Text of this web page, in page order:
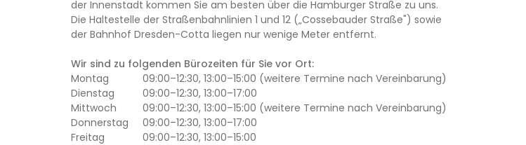
der Innenstadt kommen Sie am besten über die Hamburger Straße zu uns.
Die Haltestelle der Straßenbahnlinien 1 und 12 („Cossebauder Straße") sowie
der Bahnhof Dresden-Cotta liegen nur wenige Meter entfernt.
Wir sind zu folgenden Bürozeiten für Sie vor Ort:
Montag
09:00–12:30, 13:00–15:00 (weitere Termine nach Vereinbarung)
Dienstag
09:00–12:30, 13:00–17:00
Mittwoch
09:00–12:30, 13:00–15:00 (weitere Termine nach Vereinbarung)
Donnerstag
09:00–12:30, 13:00–17:00
Freitag
09:00–12:30, 13:00–15:00